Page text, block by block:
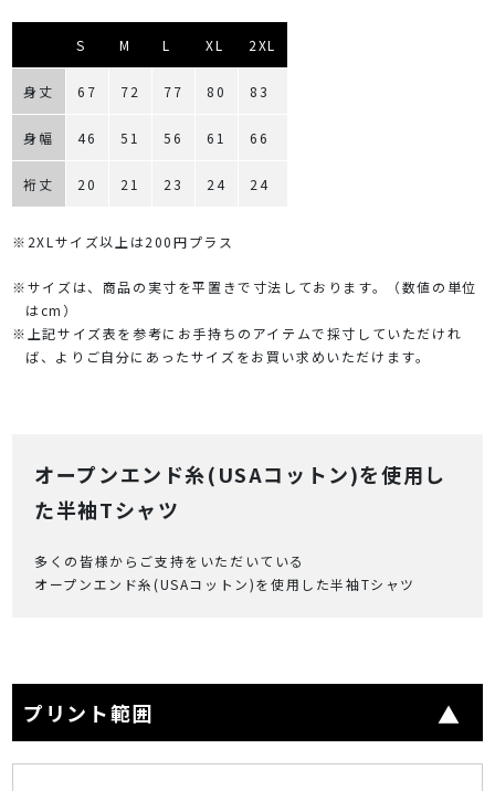
S M L XL 2XL
身丈 67 72 77 80 83
身幅 46 51 56 61 66
裄丈 20 21 23 24 24
※2XLサイズ以上は200円プラス
※サイズは、商品の実寸を平置きで寸法しております。（数値の単位
はcm）
※上記サイズ表を参考にお手持ちのアイテムで採寸していただけれ
ば、よりご自分にあったサイズをお買い求めいただけます。
オープンエンド糸(USAコットン)を使用し
た半袖Tシャツ
多くの皆様からご支持をいただいている
オープンエンド糸(USAコットン)を使用した半袖Tシャツ
プリント範囲